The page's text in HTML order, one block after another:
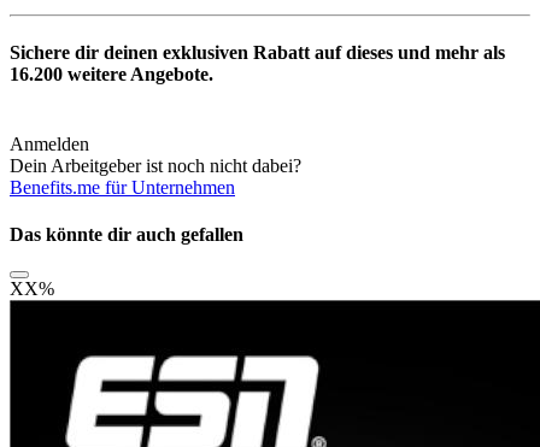
Sichere dir deinen exklusiven Rabatt auf dieses und mehr als
16.200 weitere Angebote.
Anmelden
Dein Arbeitgeber ist noch nicht dabei?
Benefits.me für Unternehmen
Das könnte dir auch gefallen
XX%